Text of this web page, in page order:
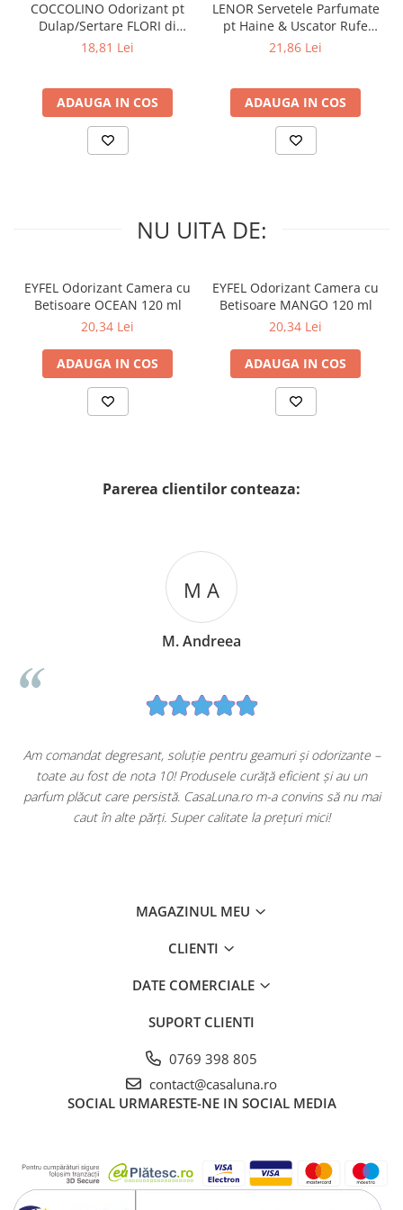
S-a dovedit ca starea de
curatenie are un efect
sa va cresteti afacerea
treptat.
Capsulele Ariel All-in-1 au
un efect direct asupra
exploatare (frecventa
schimbarii lenjeriilor,
consumul de
apa/energie...) si va ajuta
Grija pentru personal
ca nu trebuie sa
timpul si efortul
personalului dvs. care nu
in mod special de petele
dificile.
Asigurati-va ca angajatii dvs. au citit si inteles eticheta produsului
si evaluarea dvs. COSHH (Evaluarea riscurilor chimice in UE)
COCCOLINO Odorizant pt
Dulap/Sertare FLORI di
PRIMAVERA 3 buc
18,81 Lei
ADAUGA IN COS
LENOR Servetele Parfumate
pt Haine & Uscator Rufe
SPRING AWAKENING 34 buc
21,86 Lei
ADAUGA IN COS
NU UITA DE:
EYFEL Odorizant Camera cu
Betisoare OCEAN 120 ml
20,34 Lei
ADAUGA IN COS
EYFEL Odorizant Camera cu
Betisoare MANGO 120 ml
20,34 Lei
ADAUGA IN COS
Parerea clientilor conteaza:
M A
M. Andreea
Am comandat degresant, soluție pentru geamuri și odorizante –
toate au fost de nota 10! Produsele curăță eficient și au un
parfum plăcut care persistă. CasaLuna.ro m-a convins să nu mai
caut în alte părți. Super calitate la prețuri mici!
MAGAZINUL MEU
CLIENTI
DATE COMERCIALE
SUPORT CLIENTI
0769 398 805
contact@casaluna.ro
SOCIAL URMARESTE-NE IN SOCIAL MEDIA